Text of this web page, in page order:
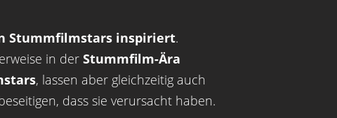
Stummfilmstars inspiriert.
in der Stummfilm-Ära
, lassen aber gleichzeitig auch
dass sie verursacht haben.